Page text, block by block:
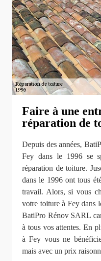
Faire à une
réparation de
Depuis des années,
Fey dans le 1996 se
réparation de toiture.
dans le 1996 ont tous
travail. Alors, si vous
votre toiture à Fey dans
BatiPro Rénov SARL
à tous vos attentes. En
à Fey vous ne
mais avec un prix